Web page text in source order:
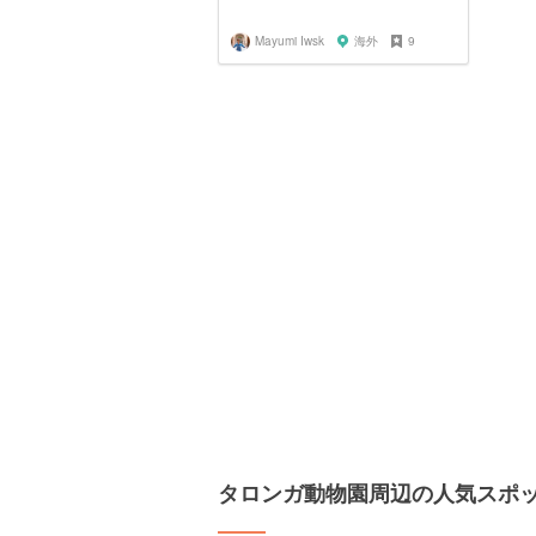
Mayumi Iwsk 海外 9
タロンガ動物園周辺の人気スポ